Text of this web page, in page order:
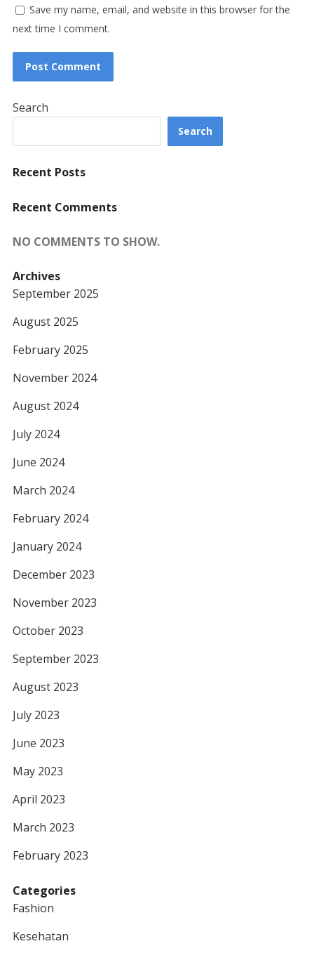
Save my name, email, and website in this browser for the
next time I comment.
Search
Search
Recent Posts
Recent Comments
NO COMMENTS TO SHOW.
Archives
September 2025
August 2025
February 2025
November 2024
August 2024
July 2024
June 2024
March 2024
February 2024
January 2024
December 2023
November 2023
October 2023
September 2023
August 2023
July 2023
June 2023
May 2023
April 2023
March 2023
February 2023
Categories
Fashion
Kesehatan